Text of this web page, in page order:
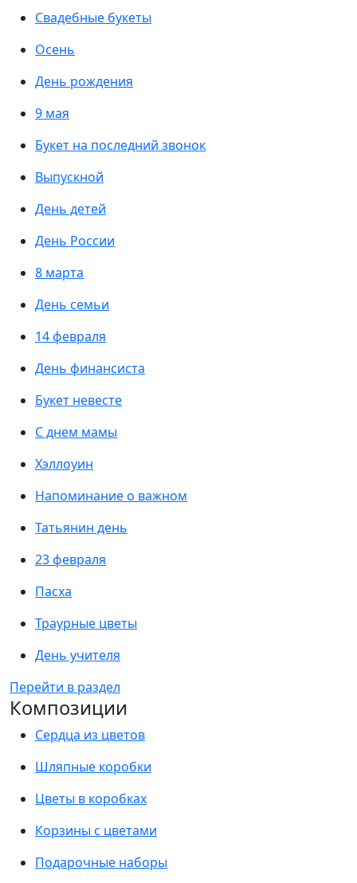
Свадебные букеты
Осень
День рождения
9 мая
Букет на последний звонок
Выпускной
День детей
День России
8 марта
День семьи
14 февраля
День финансиста
Букет невесте
С днем мамы
Хэллоуин
Напоминание о важном
Татьянин день
23 февраля
Пасха
Траурные цветы
День учителя
Перейти в раздел
Композиции
Сердца из цветов
Шляпные коробки
Цветы в коробках
Корзины с цветами
Подарочные наборы